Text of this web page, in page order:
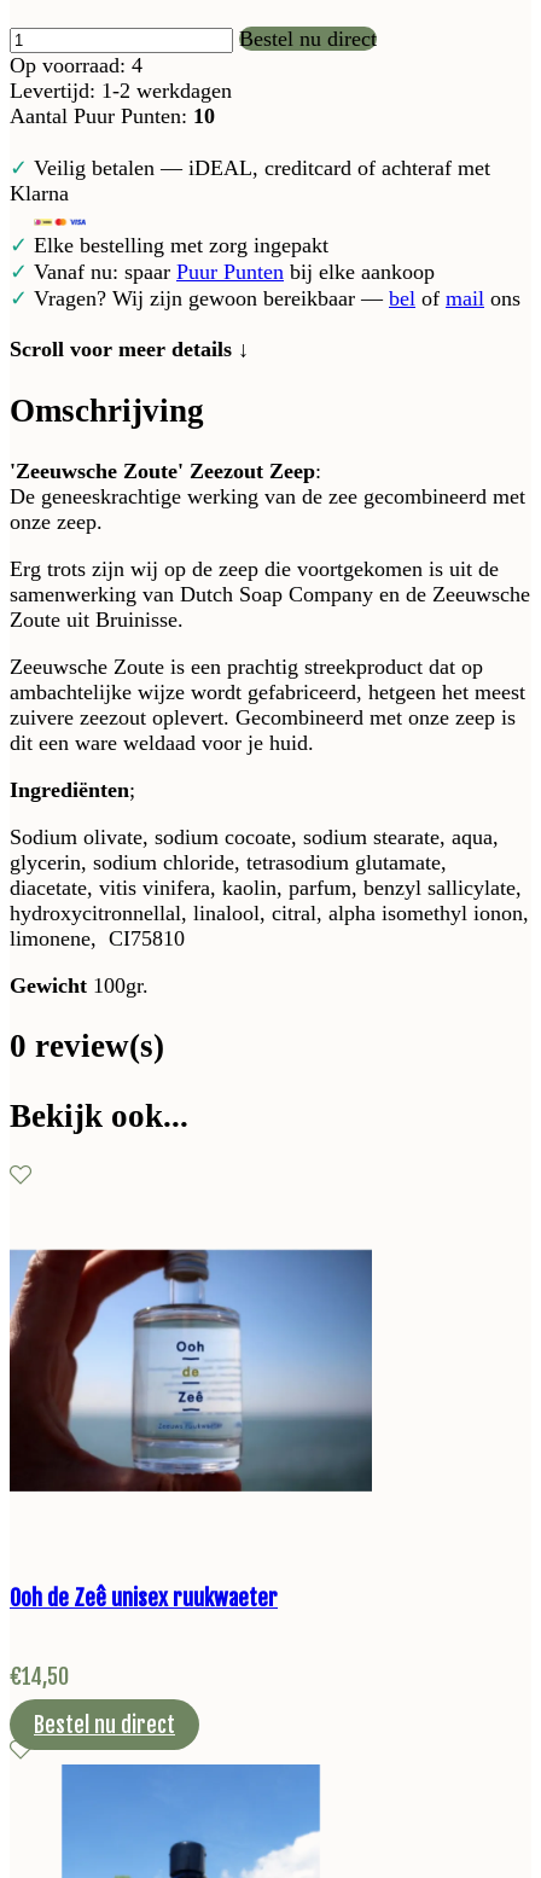
Bestel nu direct
Op voorraad: 4
Levertijd: 1-2 werkdagen
Aantal Puur Punten: 10
✓ Veilig betalen — iDEAL, creditcard of achteraf met
Klarna
✓ Elke bestelling met zorg ingepakt
✓ Vanaf nu: spaar Puur Punten bij elke aankoop
✓ Vragen? Wij zijn gewoon bereikbaar — bel of mail ons
Scroll voor meer details ↓
Omschrijving
'Zeeuwsche Zoute' Zeezout Zeep:
De geneeskrachtige werking van de zee gecombineerd met
onze zeep.
Erg trots zijn wij op de zeep die voortgekomen is uit de
samenwerking van Dutch Soap Company en de Zeeuwsche
Zoute uit Bruinisse.
Zeeuwsche Zoute is een prachtig streekproduct dat op
ambachtelijke wijze wordt gefabriceerd, hetgeen het meest
zuivere zeezout oplevert. Gecombineerd met onze zeep is
dit een ware weldaad voor je huid.
Ingrediënten;
Sodium olivate, sodium cocoate, sodium stearate, aqua,
glycerin, sodium chloride, tetrasodium glutamate,
diacetate, vitis vinifera, kaolin, parfum, benzyl sallicylate,
hydroxycitronnellal, linalool, citral, alpha isomethyl ionon,
limonene, CI75810
Gewicht 100gr.
0 review(s)
Bekijk ook...
Ooh de Zeê unisex ruukwaeter
€14,50
Bestel nu direct